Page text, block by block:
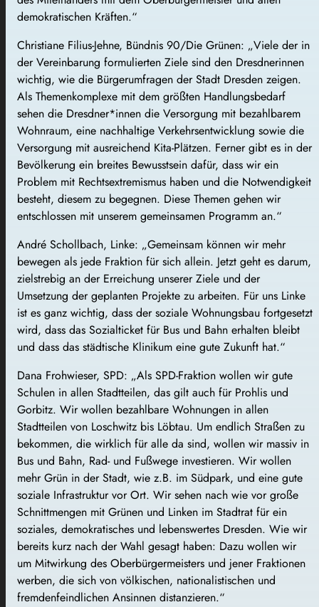
demokratischen Kräften.“
Christiane Filius-Jehne, Bündnis 90/Die Grünen: „Viele der in
der Vereinbarung formulierten Ziele sind den Dresdnerinnen
wichtig, wie die Bürgerumfragen der Stadt Dresden zeigen.
Als Themenkomplexe mit dem größten Handlungsbedarf
sehen die Dresdner*innen die Versorgung mit bezahlbarem
Wohnraum, eine nachhaltige Verkehrsentwicklung sowie die
Versorgung mit ausreichend Kita-Plätzen. Ferner gibt es in der
Bevölkerung ein breites Bewusstsein dafür, dass wir ein
Problem mit Rechtsextremismus haben und die Notwendigkeit
besteht, diesem zu begegnen. Diese Themen gehen wir
entschlossen mit unserem gemeinsamen Programm an.“
André Schollbach, Linke: „Gemeinsam können wir mehr
bewegen als jede Fraktion für sich allein. Jetzt geht es darum,
zielstrebig an der Erreichung unserer Ziele und der
Umsetzung der geplanten Projekte zu arbeiten. Für uns Linke
ist es ganz wichtig, dass der soziale Wohnungsbau fortgesetzt
wird, dass das Sozialticket für Bus und Bahn erhalten bleibt
und dass das städtische Klinikum eine gute Zukunft hat.“
Dana Frohwieser, SPD: „Als SPD-Fraktion wollen wir gute
Schulen in allen Stadtteilen, das gilt auch für Prohlis und
Gorbitz. Wir wollen bezahlbare Wohnungen in allen
Stadtteilen von Loschwitz bis Löbtau. Um endlich Straßen zu
bekommen, die wirklich für alle da sind, wollen wir massiv in
Bus und Bahn, Rad- und Fußwege investieren. Wir wollen
mehr Grün in der Stadt, wie z.B. im Südpark, und eine gute
soziale Infrastruktur vor Ort. Wir sehen nach wie vor große
Schnittmengen mit Grünen und Linken im Stadtrat für ein
soziales, demokratisches und lebenswertes Dresden. Wie wir
bereits kurz nach der Wahl gesagt haben: Dazu wollen wir
um Mitwirkung des Oberbürgermeisters und jener Fraktionen
werben, die sich von völkischen, nationalistischen und
fremdenfeindlichen Ansinnen distanzieren.“